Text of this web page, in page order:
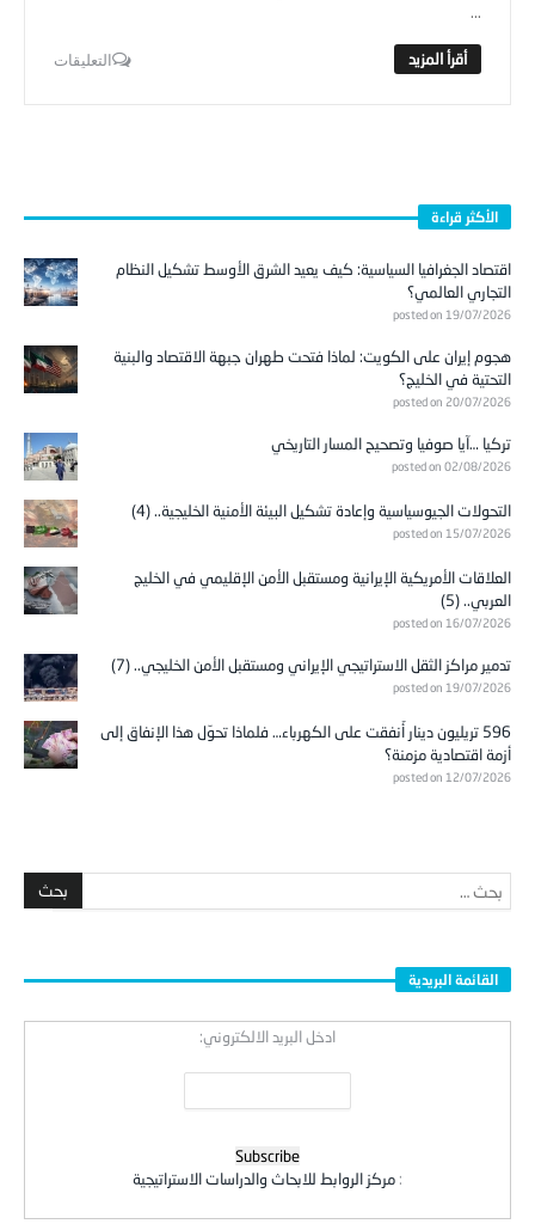
...
التعليقات
الأكثر قراءة
اقتصاد الجغرافيا السياسية: كيف يعيد الشرق الأوسط تشكيل النظام
التجاري العالمي؟
posted on 19/07/2026
هجوم إيران على الكويت: لماذا فتحت طهران جبهة الاقتصاد والبنية
التحتية في الخليج؟
posted on 20/07/2026
تركيا …آيا صوفيا وتصحيح المسار التاريخي
posted on 02/08/2026
التحولات الجيوسياسية وإعادة تشكيل البيئة الأمنية الخليجية.. (4)
posted on 15/07/2026
العلاقات الأمريكية الإيرانية ومستقبل الأمن الإقليمي في الخليج
العربي.. (5)
posted on 16/07/2026
تدمير مراكز الثقل الاستراتيجي الإيراني ومستقبل الأمن الخليجي.. (7)
posted on 19/07/2026
596 تريليون دينار أُنفقت على الكهرباء… فلماذا تحوّل هذا الإنفاق إلى
أزمة اقتصادية مزمنة؟
posted on 12/07/2026
القائمة البريدية
ادخل البريد الالكتروني:
: مركز الروابط للابحاث والدراسات الاستراتيجية